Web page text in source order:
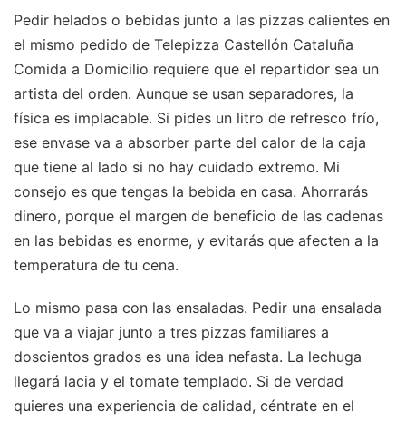
Pedir helados o bebidas junto a las pizzas calientes en
el mismo pedido de Telepizza Castellón Cataluña
Comida a Domicilio requiere que el repartidor sea un
artista del orden. Aunque se usan separadores, la
física es implacable. Si pides un litro de refresco frío,
ese envase va a absorber parte del calor de la caja
que tiene al lado si no hay cuidado extremo. Mi
consejo es que tengas la bebida en casa. Ahorrarás
dinero, porque el margen de beneficio de las cadenas
en las bebidas es enorme, y evitarás que afecten a la
temperatura de tu cena.
Lo mismo pasa con las ensaladas. Pedir una ensalada
que va a viajar junto a tres pizzas familiares a
doscientos grados es una idea nefasta. La lechuga
llegará lacia y el tomate templado. Si de verdad
quieres una experiencia de calidad, céntrate en el